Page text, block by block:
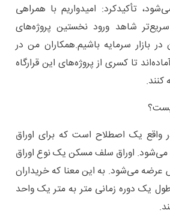
تأکیدکرد: امیدواریم با همراهی
شاهد ورود نخستین پروژه‌های
بازار سرمایه باشیم.همکاران من در
تا کسری از پروژه‌های این قرارگاه
کنند.
یک اصطلاح است که برای اوراق
می‌شود. اوراق سلف مسکن یک نوع اوراق
عرضه می‌شود. به این معنا که خریداران
یک دوره زمانی متر به متر یک واحد